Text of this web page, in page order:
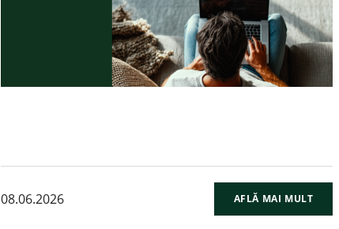
08.06.2026 AFLĂ MAI MULT